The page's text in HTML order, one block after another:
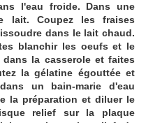
l'eau froide. Dans une
lait. Coupez les fraises
dans le lait chaud.
blanchir les oeufs et le
la casserole et faites
la gélatine égouttée et
un bain-marie d'eau
la préparation et diluer le
relief sur la plaque